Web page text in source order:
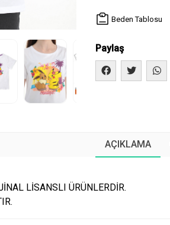
Beden Tablosu
Paylaş
AÇIKLAMA
LİSANSLI ÜRÜNLERDİR.